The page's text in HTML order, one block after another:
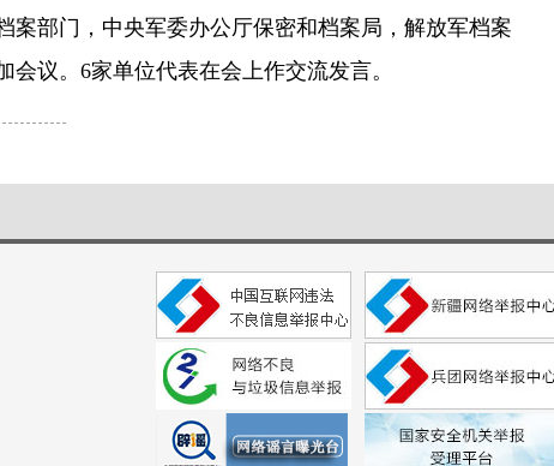
部门，中央军委办公厅保密和档案局，解放军档案
议。6家单位代表在会上作交流发言。